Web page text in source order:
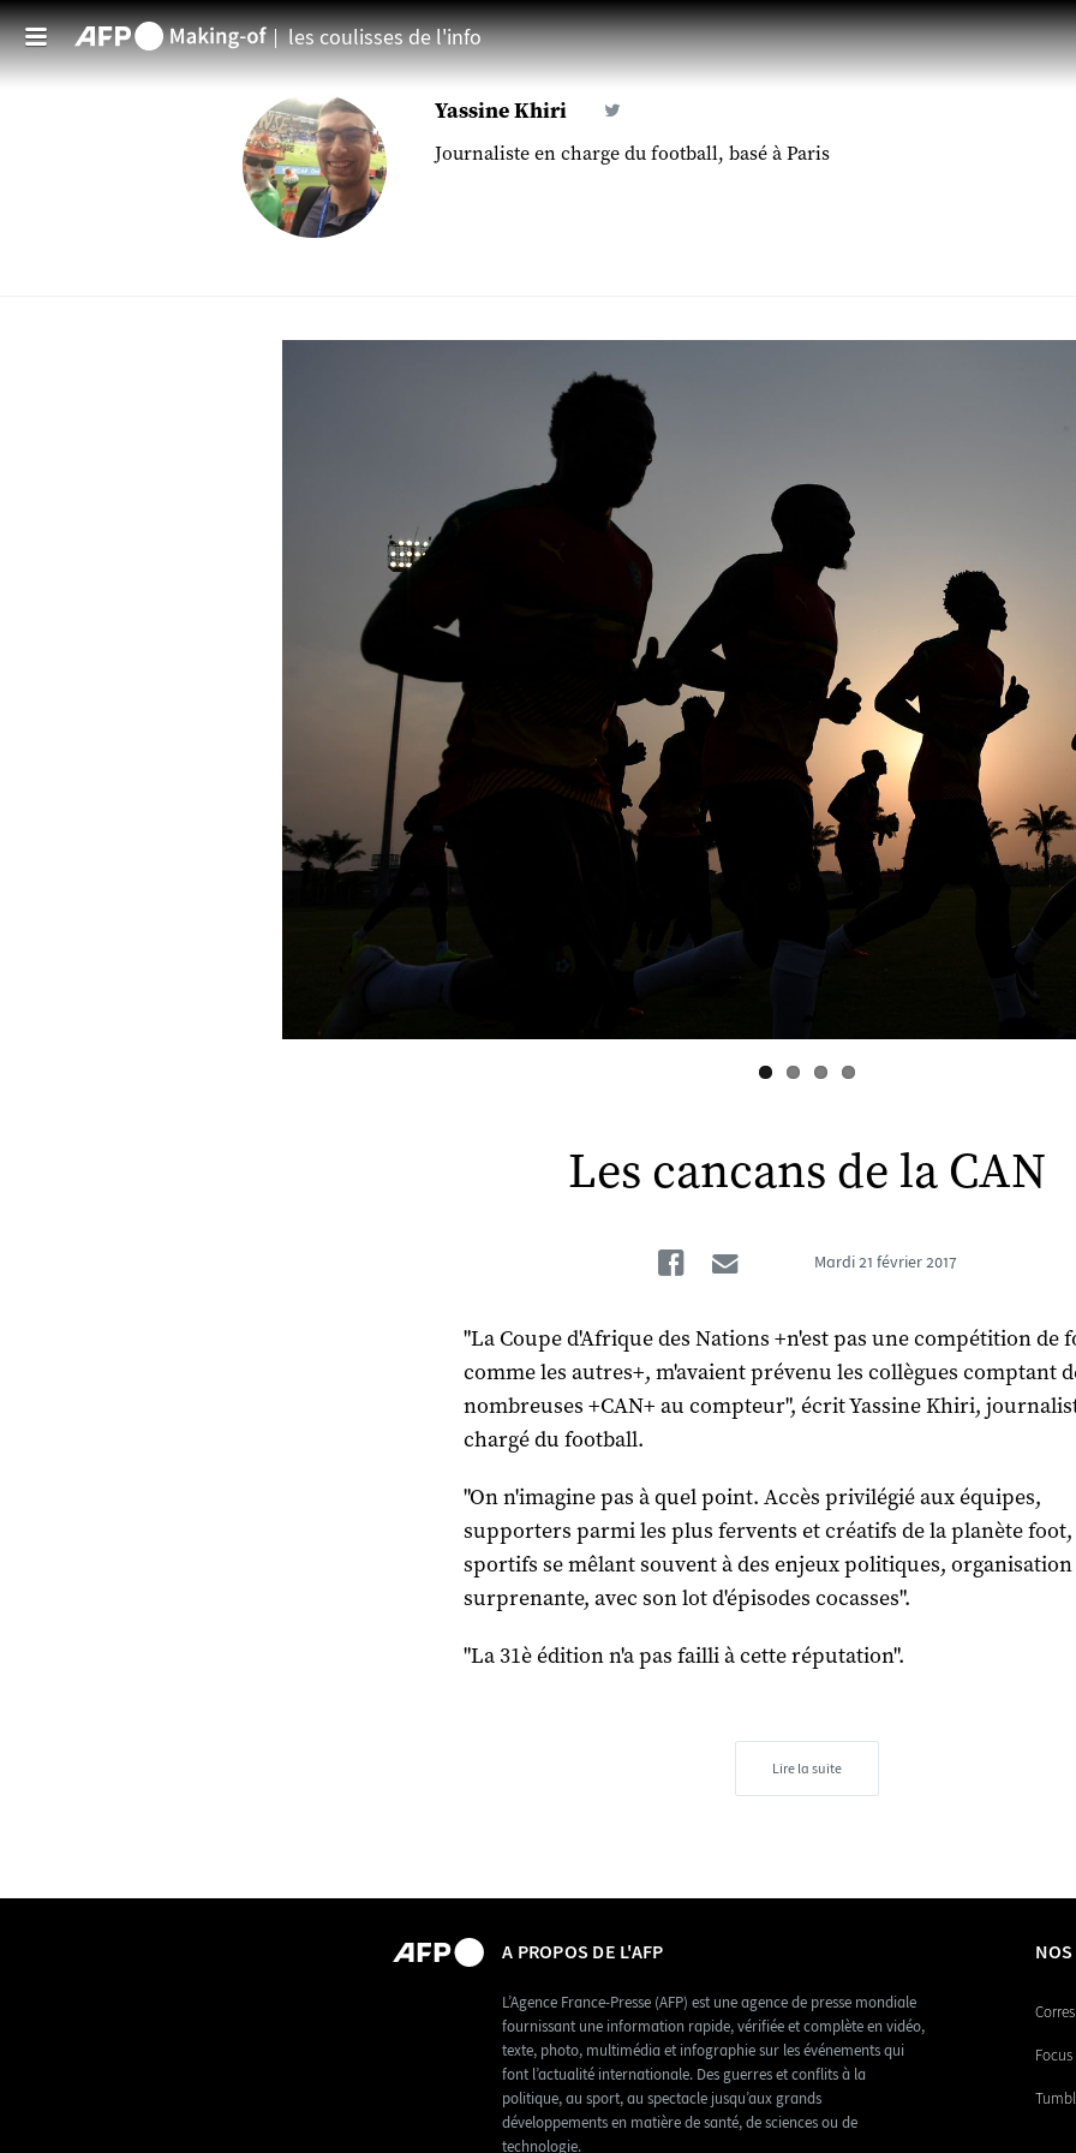
Aller au contenu principal les coulisses de l'info
Yassine Khiri
Journaliste en charge du football, basé à Paris
Les cancans de la CAN
FacebookMardi 21 février 2017
"La Coupe d'Afrique des Nations +n'est pas une compétition de
comme les autres+, m'avaient prévenu les collègues comptant
nombreuses +CAN+ au compteur", écrit Yassine Khiri,
chargé du football.
"On n'imagine pas à quel point. Accès privilégié aux équipes,
supporters parmi les plus fervents et créatifs de la planète
sportifs se mêlant souvent à des enjeux politiques,
surprenante, avec son lot d'épisodes cocasses".
"La 31è édition n'a pas failli à cette réputation".
Lire la suite
A PROPOS DE L'AFP
L’Agence France-Presse (AFP) est une agence de presse mondiale
fournissant une information rapide, vérifiée et complète en vidéo,
texte, photo, multimédia et infographie sur les événements qui
font l’actualité internationale. Des guerres et conflits à la
politique, au sport, au spectacle jusqu’aux grands
développements en matière de santé, de sciences ou de
technologie.